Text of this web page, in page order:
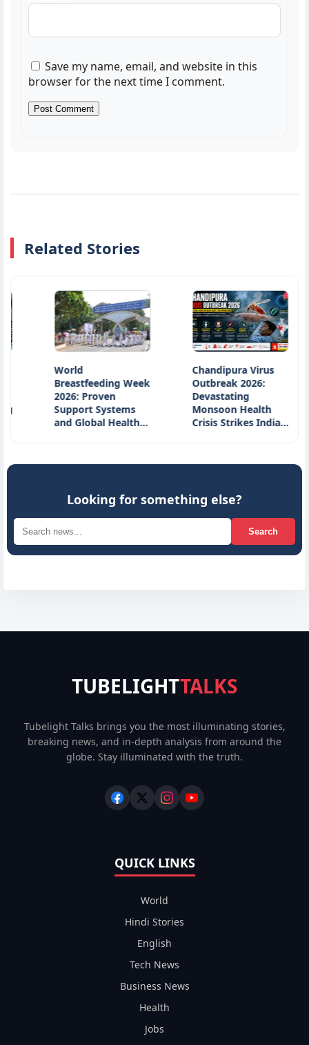
Save my name, email, and website in this
browser for the next time I comment.
Related Stories
World
Breastfeeding Week
2026: Proven
Support Systems
and Global Health…
Chandipura Virus
Outbreak 2026:
Devastating
Monsoon Health
Crisis Strikes India…
Looking for something else?
Search
TUBELIGHTTALKS
Tubelight Talks brings you the most illuminating stories,
breaking news, and in-depth analysis from around the
globe. Stay illuminated with the truth.
QUICK LINKS
World
Hindi Stories
English
Tech News
Business News
Health
Jobs